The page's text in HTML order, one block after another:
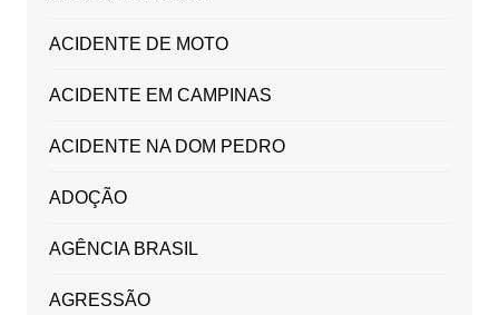
ACIDENTE DE MOTO
ACIDENTE EM CAMPINAS
ACIDENTE NA DOM PEDRO
ADOÇÃO
AGÊNCIA BRASIL
AGRESSÃO